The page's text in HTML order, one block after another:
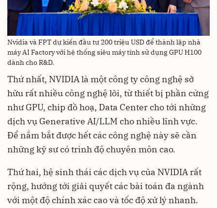
Nvidia và FPT dự kiến đầu tư 200 triệu USD để thành lập nhà
máy AI Factory với hệ thống siêu máy tính sử dụng GPU H100
dành cho R&D.
Thứ nhất, NVIDIA là một công ty công nghệ sở
hữu rất nhiều công nghệ lõi, từ thiết bị phần cứng
như GPU, chip đồ hoạ, Data Center cho tới những
dịch vụ Generative AI/LLM cho nhiều lĩnh vực.
Để nắm bắt được hết các công nghệ này sẽ cần
những kỹ sư có trình độ chuyên môn cao.
Thứ hai, hệ sinh thái các dịch vụ của NVIDIA rất
rộng, hướng tới giải quyết các bài toán đa ngành
với một độ chính xác cao và tốc độ xử lý nhanh.